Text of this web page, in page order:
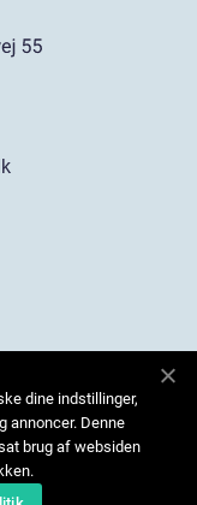
dine indstillinger,
annoncer. Denne
brug af websiden